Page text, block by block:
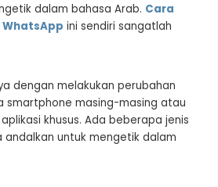
dalam bahasa Arab. Cara
WhatsApp ini sendiri sangatlah
dengan melakukan perubahan
smartphone masing-masing atau
khusus. Ada beberapa jenis
andalkan untuk mengetik dalam